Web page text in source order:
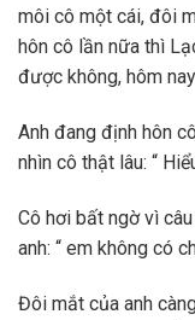
môi cô một cái, đôi
hôn cô lần nữa thì
được không, hôm
Anh đang định hôn
nhìn cô thật lâu: “
Cô hơi bất ngờ vì
anh: “ em không có
Đôi mắt của anh